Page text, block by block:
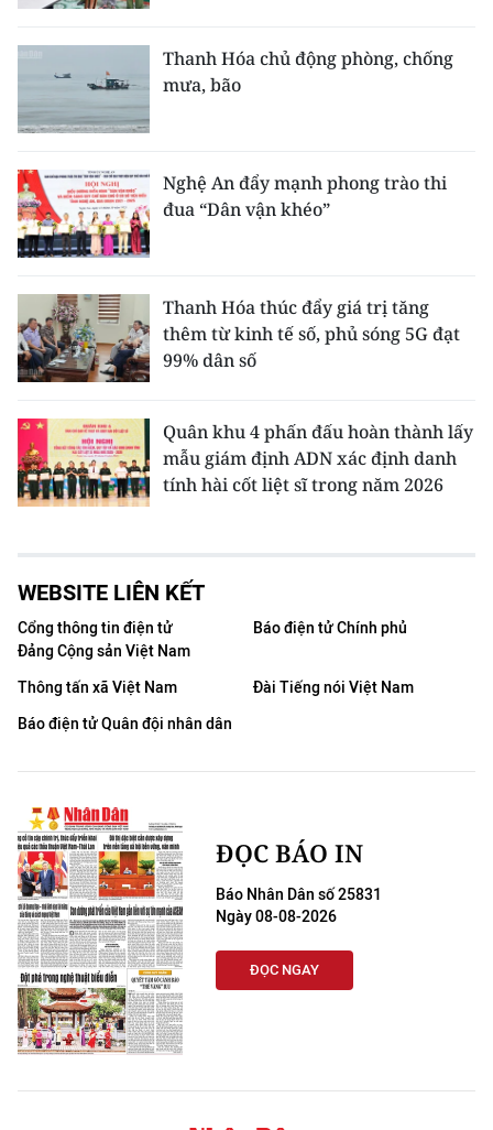
Thanh Hóa chủ động phòng, chống
mưa, bão
Nghệ An đẩy mạnh phong trào thi
đua “Dân vận khéo”
Thanh Hóa thúc đẩy giá trị tăng
thêm từ kinh tế số, phủ sóng 5G đạt
99% dân số
Quân khu 4 phấn đấu hoàn thành lấy
mẫu giám định ADN xác định danh
tính hài cốt liệt sĩ trong năm 2026
WEBSITE LIÊN KẾT
Cổng thông tin điện tử
Đảng Cộng sản Việt Nam
Báo điện tử Chính phủ
Thông tấn xã Việt Nam
Đài Tiếng nói Việt Nam
Báo điện tử Quân đội nhân dân
ĐỌC BÁO IN
Báo Nhân Dân số 25831
Ngày 08-08-2026
ĐỌC NGAY